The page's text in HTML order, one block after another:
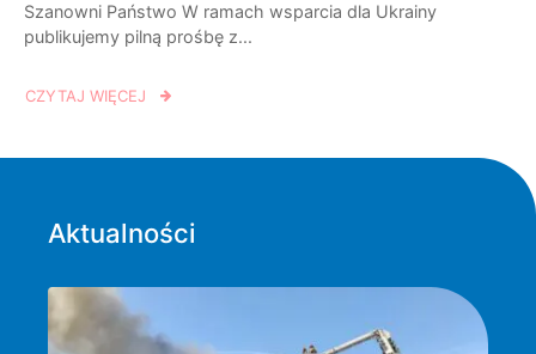
Szanowni Państwo W ramach wsparcia dla Ukrainy
publikujemy pilną prośbę z...
CZYTAJ WIĘCEJ
Aktualności